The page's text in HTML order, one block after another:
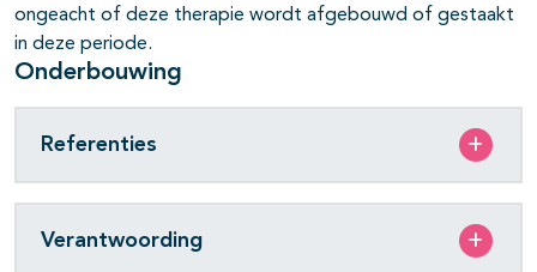
ongeacht of deze therapie wordt afgebouwd of gestaakt
in deze periode.
Onderbouwing
Referenties
Verantwoording